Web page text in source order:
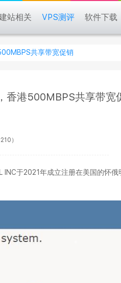
站相关 VPS测评 软件下载
共享带宽促销
香港500MBPS共享带宽
）
INC于2021年成立注册在美国的怀俄